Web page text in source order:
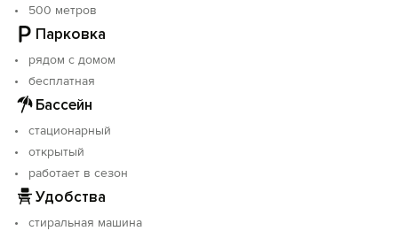
удобствами: 3 комнаты, кухня-столовая, ванная
комната и санузел. Квартира оснащена всем
необходимым: холодильник, телевизоры, газ. плита,
духовой шкаф, СВЧ-печь, стиральная машина, сплит-
система, посудомоечная машина, пылесос,
полотенца, посуда, кухонные принадлежности,
спортивный уголок. Вместимость до 10 человек
(подходит для большой компании).
В шаговой доступности: кафе, столовые, автобусная
остановка, рынок. До моря 5-10 минут.
500 метров
Парковка
рядом с домом
бесплатная
Бассейн
стационарный
открытый
работает в сезон
Удобства
стиральная машина